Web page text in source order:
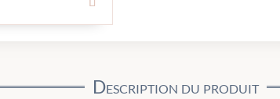
Description du produit